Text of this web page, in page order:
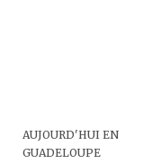
AUJOURD'HUI EN
GUADELOUPE